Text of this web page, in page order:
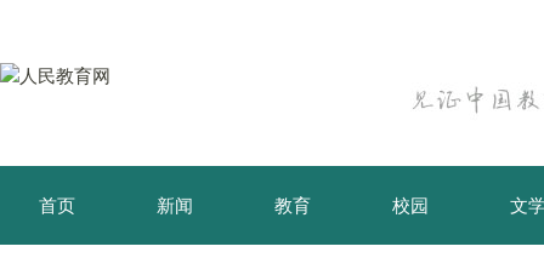
首页 新闻 教育 校园 文